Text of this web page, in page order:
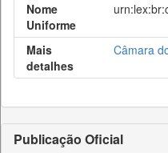
Nome
Uniforme
Mais
detalhes
Câmara
Publicação Oficial